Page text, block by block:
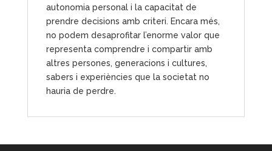
autonomia personal i la capacitat de
prendre decisions amb criteri. Encara més,
no podem desaprofitar l’enorme valor que
representa comprendre i compartir amb
altres persones, generacions i cultures,
sabers i experiències que la societat no
hauria de perdre.